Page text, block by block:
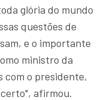
glória do mundo
questões de
e o importante
ministro da
com o presidente,
afirmou.